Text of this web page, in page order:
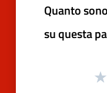
Quanto
su questa